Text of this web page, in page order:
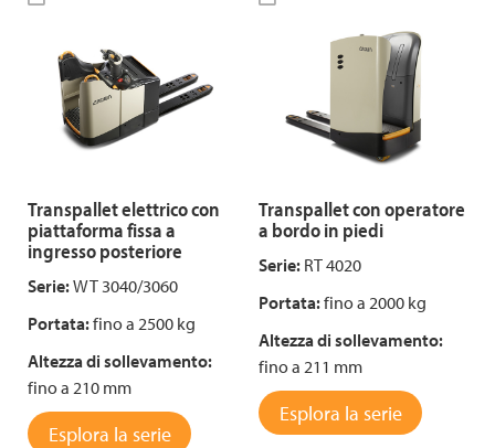
Transpallet elettrico con
piattaforma fissa a
ingresso posteriore
Serie:WT 3040/3060
Portata:fino a 2500 kg
Altezza di sollevamento:
fino a 210 mm
Esplora la serie
Transpallet con operatore
a bordo in piedi
Serie: RT 4020
Portata:fino a 2000 kg
Altezza di sollevamento:
fino a 211 mm
Esplora la serie